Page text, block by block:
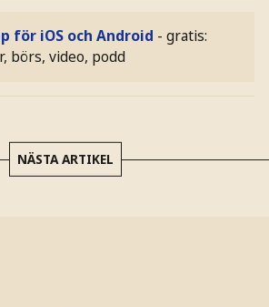
för iOS och Android - gratis:
börs, video, podd
NÄSTA ARTIKEL